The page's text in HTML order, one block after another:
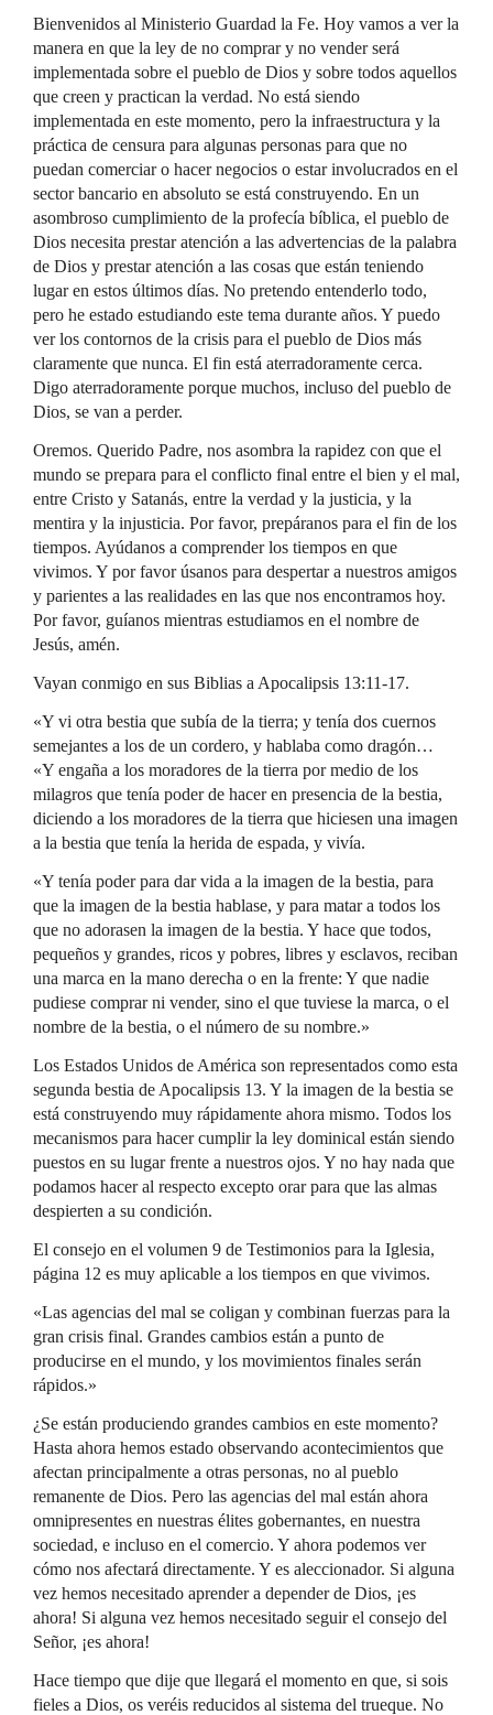
Bienvenidos al Ministerio Guardad la Fe. Hoy vamos a ver la
manera en que la ley de no comprar y no vender será
implementada sobre el pueblo de Dios y sobre todos aquellos
que creen y practican la verdad. No está siendo
implementada en este momento, pero la infraestructura y la
práctica de censura para algunas personas para que no
puedan comerciar o hacer negocios o estar involucrados en el
sector bancario en absoluto se está construyendo. En un
asombroso cumplimiento de la profecía bíblica, el pueblo de
Dios necesita prestar atención a las advertencias de la palabra
de Dios y prestar atención a las cosas que están teniendo
lugar en estos últimos días. No pretendo entenderlo todo,
pero he estado estudiando este tema durante años. Y puedo
ver los contornos de la crisis para el pueblo de Dios más
claramente que nunca. El fin está aterradoramente cerca.
Digo aterradoramente porque muchos, incluso del pueblo de
Dios, se van a perder.
Oremos. Querido Padre, nos asombra la rapidez con que el
mundo se prepara para el conflicto final entre el bien y el mal,
entre Cristo y Satanás, entre la verdad y la justicia, y la
mentira y la injusticia. Por favor, prepáranos para el fin de los
tiempos. Ayúdanos a comprender los tiempos en que
vivimos. Y por favor úsanos para despertar a nuestros amigos
y parientes a las realidades en las que nos encontramos hoy.
Por favor, guíanos mientras estudiamos en el nombre de
Jesús, amén.
Vayan conmigo en sus Biblias a Apocalipsis 13:11-17.
«Y vi otra bestia que subía de la tierra; y tenía dos cuernos
semejantes a los de un cordero, y hablaba como dragón…
«Y engaña a los moradores de la tierra por medio de los
milagros que tenía poder de hacer en presencia de la bestia,
diciendo a los moradores de la tierra que hiciesen una imagen
a la bestia que tenía la herida de espada, y vivía.
«Y tenía poder para dar vida a la imagen de la bestia, para
que la imagen de la bestia hablase, y para matar a todos los
que no adorasen la imagen de la bestia. Y hace que todos,
pequeños y grandes, ricos y pobres, libres y esclavos, reciban
una marca en la mano derecha o en la frente: Y que nadie
pudiese comprar ni vender, sino el que tuviese la marca, o el
nombre de la bestia, o el número de su nombre.»
Los Estados Unidos de América son representados como esta
segunda bestia de Apocalipsis 13. Y la imagen de la bestia se
está construyendo muy rápidamente ahora mismo. Todos los
mecanismos para hacer cumplir la ley dominical están siendo
puestos en su lugar frente a nuestros ojos. Y no hay nada que
podamos hacer al respecto excepto orar para que las almas
despierten a su condición.
El consejo en el volumen 9 de Testimonios para la Iglesia,
página 12 es muy aplicable a los tiempos en que vivimos.
«Las agencias del mal se coligan y combinan fuerzas para la
gran crisis final. Grandes cambios están a punto de
producirse en el mundo, y los movimientos finales serán
rápidos.»
¿Se están produciendo grandes cambios en este momento?
Hasta ahora hemos estado observando acontecimientos que
afectan principalmente a otras personas, no al pueblo
remanente de Dios. Pero las agencias del mal están ahora
omnipresentes en nuestras élites gobernantes, en nuestra
sociedad, e incluso en el comercio. Y ahora podemos ver
cómo nos afectará directamente. Y es aleccionador. Si alguna
vez hemos necesitado aprender a depender de Dios, ¡es
ahora! Si alguna vez hemos necesitado seguir el consejo del
Señor, ¡es ahora!
Hace tiempo que dije que llegará el momento en que, si sois
fieles a Dios, os veréis reducidos al sistema del trueque. No